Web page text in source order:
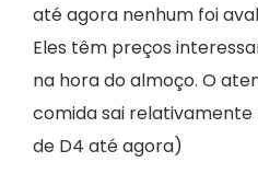
até agora nenhum foi
Eles têm preços
na hora do almoço. O
comida sai relativamente
de D4 até agora)